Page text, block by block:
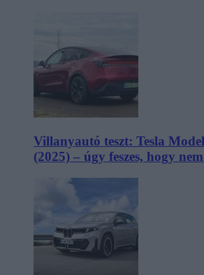
Villanyautó teszt: Tesla
(2025) – úgy feszes, hogy